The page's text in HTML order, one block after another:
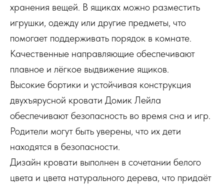
хранения вещей. В ящиках можно разместить
игрушки, одежду или другие предметы, что
помогает поддерживать порядок в комнате.
Качественные направляющие обеспечивают
плавное и лёгкое выдвижение ящиков.
Высокие бортики и устойчивая конструкция
двухъярусной кровати Домик Лейла
обеспечивают безопасность во время сна и игр.
Родители могут быть уверены, что их дети
находятся в безопасности.
Дизайн кровати выполнен в сочетании белого
цвета и цвета натурального дерева, что придаёт